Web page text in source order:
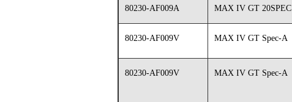
80230-AF009A MAX IV GT 20SPEC
80230-AF009V MAX IV GT Spec-A
80230-AF009V MAX IV GT Spec-A